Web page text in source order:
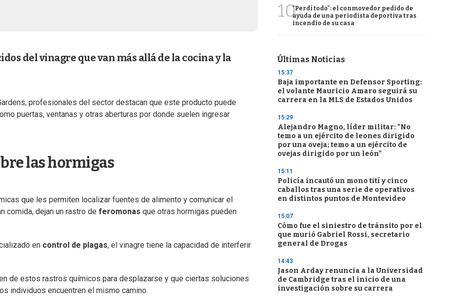
del vinagre que van más allá de la cocina y la
profesionales del sector destacan que este producto puede
puertas, ventanas y otras aberturas por donde suelen ingresar
las hormigas
que les permiten localizar fuentes de alimento y comunicar el
comida, dejan un rastro de feromonas que otras hormigas pueden
en control de plagas, el vinagre tiene la capacidad de interferir
de estos rastros químicos para desplazarse y que ciertas soluciones
individuos encuentren el mismo camino.
10"Perdí todo": el conmovedor pedido de
ayuda de una periodista deportiva tras
incendio de su casa
Últimas Noticias
15:37
Baja importante en Defensor Sporting:
el volante Mauricio Amaro seguirá su
carrera en la MLS de Estados Unidos
15:29
Alejandro Magno, líder militar: "No
temo a un ejército de leones dirigido
por una oveja; temo a un ejército de
ovejas dirigido por un león"
15:11
Policía incautó un mono tití y cinco
caballos tras una serie de operativos
en distintos puntos de Montevideo
15:07
Cómo fue el siniestro de tránsito por el
que murió Gabriel Rossi, secretario
general de Drogas
14:43
Jason Arday renuncia a la Universidad
de Cambridge tras el inicio de una
investigación sobre su carrera